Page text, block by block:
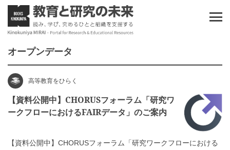
オープンデータ
高等教育をひらく
【資料公開中】CHORUSフォーラム「研究ワ
ークフローにおけるFAIRデータ」のご案内
【資料公開中】CHORUSフォーラム「研究ワークフローにおける